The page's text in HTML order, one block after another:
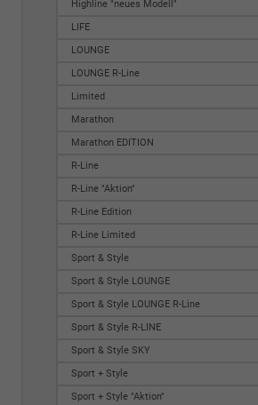
Highline "neues Modell"
LIFE
LOUNGE
LOUNGE R-Line
Limited
Marathon
Marathon EDITION
R-Line
R-Line "Aktion"
R-Line Edition
R-Line Limited
Sport & Style
Sport & Style LOUNGE
Sport & Style LOUNGE R-Line
Sport & Style R-LINE
Sport & Style SKY
Sport + Style
Sport + Style "Aktion"